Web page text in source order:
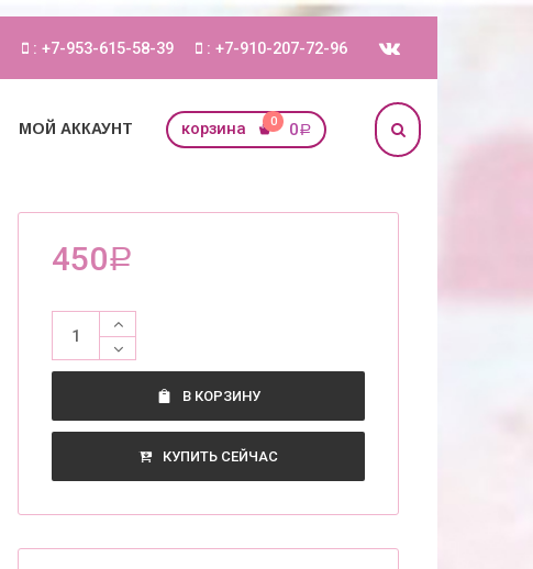
: +7-953-615-58-39 : +7-910-207-72-96
МОЙ АККАУНТ корзина 0 0Р
450Р
В КОРЗИНУ
КУПИТЬ СЕЙЧАС